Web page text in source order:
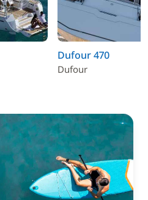
Dufour 470
Dufour